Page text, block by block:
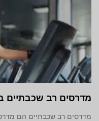
מדרסים רב שכבתיים
מדרסים רב שכבתיים הם